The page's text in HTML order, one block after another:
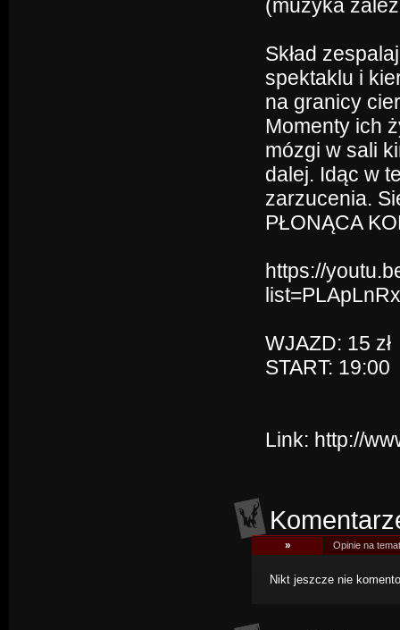
(muzyka
Skład
spektaklu i
na granicy
Momenty ich
mózgi w sali
dalej. Idąc w
zarzucenia.
PŁONĄCA
https://
WJAZD: 15 zł
START: 19:00
Link: http://
» Opinie na
Nikt jeszcze nie